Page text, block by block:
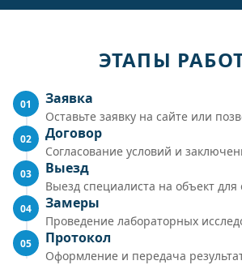
ЭТАПЫ
01 Заявка
Оставьте заявку на сайте или
02 Договор
Согласование условий и
03 Выезд
Выезд специалиста на объект для
04 Замеры
Проведение лабораторных
05 Протокол
Оформление и передача